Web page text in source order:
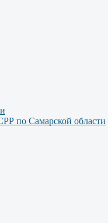
по Самарской области